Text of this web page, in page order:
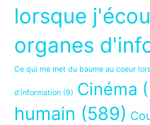
lorsque
organes
Ce qui me met du baume au coeur
d’information (9) Cinéma
humain (589)